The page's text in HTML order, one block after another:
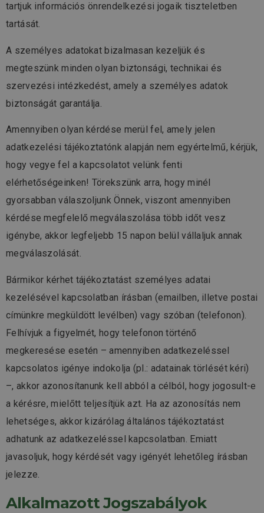
tartjuk információs önrendelkezési jogaik tiszteletben
tartását.
A személyes adatokat bizalmasan kezeljük és
megteszünk minden olyan biztonsági, technikai és
szervezési intézkedést, amely a személyes adatok
biztonságát garantálja.
Amennyiben olyan kérdése merül fel, amely jelen
adatkezelési tájékoztatónk alapján nem egyértelmű, kérjük,
hogy vegye fel a kapcsolatot velünk fenti
elérhetőségeinken! Törekszünk arra, hogy minél
gyorsabban válaszoljunk Önnek, viszont amennyiben
kérdése megfelelő megválaszolása több időt vesz
igénybe, akkor legfeljebb 15 napon belül vállaljuk annak
megválaszolását.
Bármikor kérhet tájékoztatást személyes adatai
kezelésével kapcsolatban írásban (emailben, illetve postai
címünkre megküldött levélben) vagy szóban (telefonon).
Felhívjuk a figyelmét, hogy telefonon történő
megkeresése esetén – amennyiben adatkezeléssel
kapcsolatos igénye indokolja (pl.: adatainak törlését kéri)
–, akkor azonosítanunk kell abból a célból, hogy jogosult-e
a kérésre, mielőtt teljesítjük azt. Ha az azonosítás nem
lehetséges, akkor kizárólag általános tájékoztatást
adhatunk az adatkezeléssel kapcsolatban. Emiatt
javasoljuk, hogy kérdését vagy igényét lehetőleg írásban
jelezze.
Alkalmazott Jogszabályok